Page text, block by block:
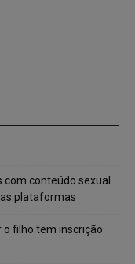
com conteúdo sexual
plataformas
filho tem inscrição